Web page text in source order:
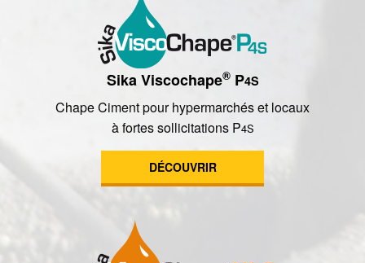
Sika Viscochape®P4S
Chape Ciment pour hypermarchés et locaux
à fortes sollicitations P4S
DÉCOUVRIR